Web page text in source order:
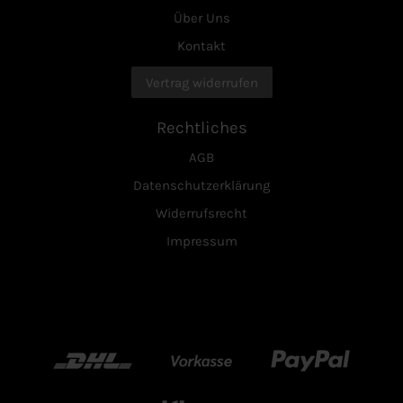
Über Uns
Kontakt
Vertrag widerrufen
Rechtliches
AGB
Datenschutzerklärung
Widerrufsrecht
Impressum
DHL Vorkasse Paypal